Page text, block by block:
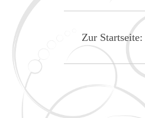
Zur Startseite: